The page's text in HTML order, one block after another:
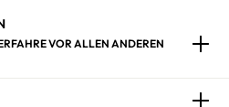
VOR ALLEN ANDEREN